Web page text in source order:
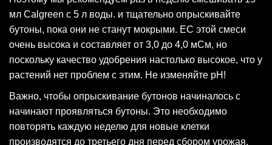
мл Calgreen с 5 л воды. и тщательно опрыскивайте
бутоны, пока они не станут мокрыми. EC этой смеси
очень высока и составляет от 3,0 до 4,0 мСм, но
поскольку качество удобрения настолько высокое, что у
растений нет проблем с этим. Не изменяйте рН!
Важно, чтобы опрыскивание бутонов начиналось с
начинают проявляться бутоны. Это необходимо
повторять каждую неделю для новые клетки
производятся до третьего дня перед сбором урожая.